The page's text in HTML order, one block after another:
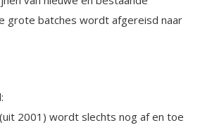
grote batches wordt afgereisd naar
2001) wordt slechts nog af en toe